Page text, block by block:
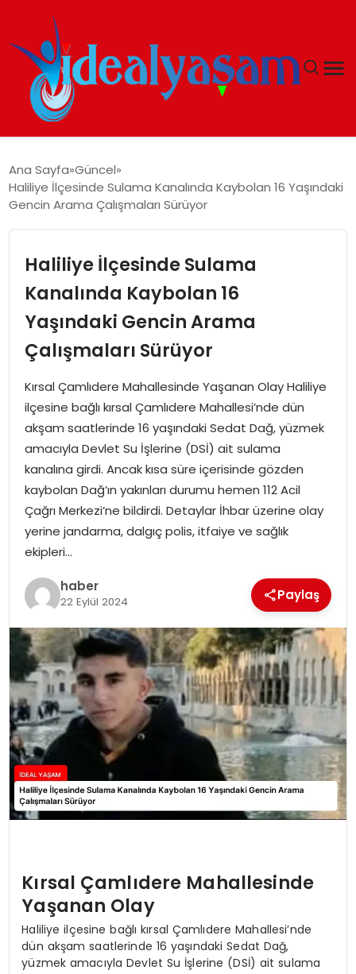
GÜNDEM
İDEAL YAŞAM
İDEAL SPOR
YAŞAM
MAGAZIN
SAĞLIK
SOSYAL HABER
Ana Sayfa Güncel
Haliliye İlçesinde Sulama Kanalında Kaybolan 16 Yaşındaki
Gencin Arama Çalışmaları Sürüyor
Haliliye İlçesinde Sulama
Kanalında Kaybolan 16
Yaşındaki Gencin Arama
Çalışmaları Sürüyor
Kırsal Çamlıdere Mahallesinde Yaşanan Olay Haliliye
ilçesine bağlı kırsal Çamlıdere Mahallesi’nde dün
akşam saatlerinde 16 yaşındaki Sedat Dağ, yüzmek
amacıyla Devlet Su İşlerine (DSİ) ait sulama
kanalına girdi. Ancak kısa süre içerisinde gözden
kaybolan Dağ’ın yakınları durumu hemen 112 Acil
Çağrı Merkezi’ne bildirdi. Detaylar İhbar üzerine olay
yerine jandarma, dalgıç polis, itfaiye ve sağlık
ekipleri…
haber
22 Eylül 2024 Paylaş
Kırsal Çamlıdere Mahallesinde
Yaşanan Olay
Haliliye ilçesine bağlı kırsal Çamlıdere Mahallesi’nde
dün akşam saatlerinde 16 yaşındaki Sedat Dağ,
yüzmek amacıyla Devlet Su İşlerine (DSİ) ait sulama